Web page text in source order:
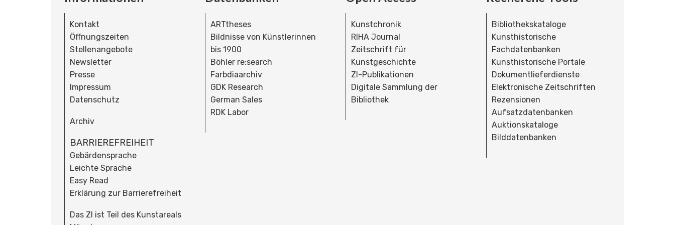
Kontakt
Öffnungszeiten
Stellenangebote
Newsletter
Presse
Impressum
Datenschutz
Archiv
BARRIEREFREIHEIT
Gebärdensprache
Leichte Sprache
Easy Read
Erklärung zur Barrierefreiheit
Das ZI ist Teil des Kunstareals
ARTtheses
Bildnisse von Künstlerinnen
bis 1900
Böhler re:search
Farbdiaarchiv
GDK Research
German Sales
RDK Labor
Kunstchronik
RIHA Journal
Zeitschrift für
Kunstgeschichte
ZI-Publikationen
Digitale Sammlung der
Bibliothek
Bibliothekskataloge
Kunsthistorische
Fachdatenbanken
Kunsthistorische Portale
Dokumentlieferdienste
Elektronische Zeitschriften
Rezensionen
Aufsatzdatenbanken
Auktionskataloge
Bilddatenbanken